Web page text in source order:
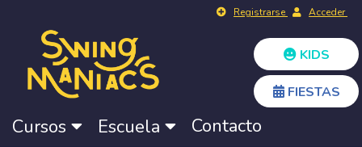
Registrarse Acceder
KIDS
FIESTAS
Cursos Escuela Contacto